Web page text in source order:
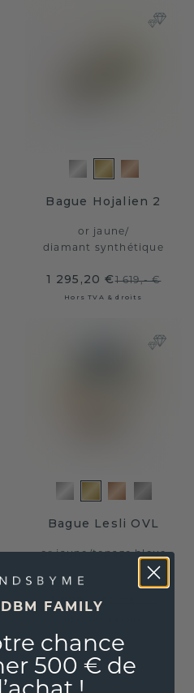
Bague Hojalien 2
or jaune/
diamant synthétique
1 295,20 €1 619,- €
Hors TVA & droits
Bague Lesli OVL
or jaune/topaze bleue
1 772,- €
à vie
FAMILY
chance
500 € de